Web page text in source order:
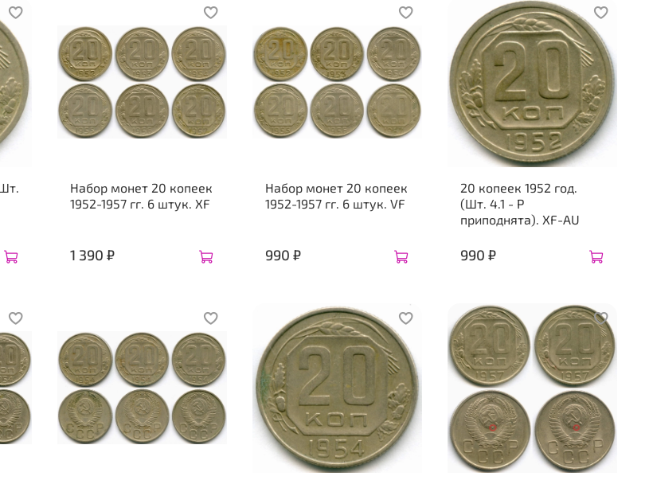
Набор монет 20 копеек
1952-1957 гг. 6 штук. XF
1 390 ₽
Набор монет 20 копеек
1952-1957 гг. 6 штук. VF
990 ₽
20 копеек 1952 год.
(Шт. 4.1 - Р
приподнята). XF-AU
990 ₽